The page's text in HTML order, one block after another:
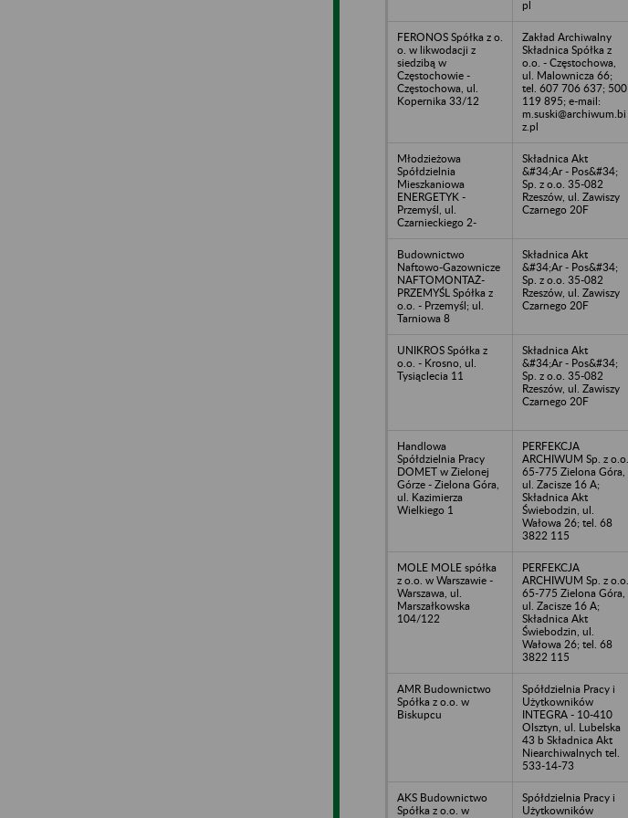
pl
FERONOS Spółka z o.
o. w likwodacji z
siedzibą w
Częstochowie -
Częstochowa, ul.
Kopernika 33/12
Zakład Archiwalny
Składnica Spółka z
o.o. - Częstochowa,
ul. Malownicza 66;
tel. 607 706 637; 500
119 895; e-mail:
m.suski@archiwum.bi
z.pl
Młodzieżowa
Spółdzielnia
Mieszkaniowa
ENERGETYK -
Przemyśl, ul.
Czarnieckiego 2-
Składnica Akt
&#34;Ar - Pos&#34;
Sp. z o.o. 35-082
Rzeszów, ul. Zawiszy
Czarnego 20F
Budownictwo
Naftowo-Gazownicze
NAFTOMONTAŻ-
PRZEMYŚL Spółka z
o.o. - Przemyśl; ul.
Tarniowa 8
Składnica Akt
&#34;Ar - Pos&#34;
Sp. z o.o. 35-082
Rzeszów, ul. Zawiszy
Czarnego 20F
UNIKROS Spółka z
o.o. - Krosno, ul.
Tysiąclecia 11
Składnica Akt
&#34;Ar - Pos&#34;
Sp. z o.o. 35-082
Rzeszów, ul. Zawiszy
Czarnego 20F
Handlowa
Spółdzielnia Pracy
DOMET w Zielonej
Górze - Zielona Góra,
ul. Kazimierza
Wielkiego 1
PERFEKCJA
ARCHIWUM Sp. z o.o.
65-775 Zielona Góra,
ul. Zacisze 16 A;
Składnica Akt
Świebodzin, ul.
Wałowa 26; tel. 68
3822 115
MOLE MOLE spółka
z o.o. w Warszawie -
Warszawa, ul.
Marszałkowska
104/122
PERFEKCJA
ARCHIWUM Sp. z o.o.
65-775 Zielona Góra,
ul. Zacisze 16 A;
Składnica Akt
Świebodzin, ul.
Wałowa 26; tel. 68
3822 115
AMR Budownictwo
Spółka z o.o. w
Biskupcu
Spółdzielnia Pracy i
Użytkowników
INTEGRA - 10-410
Olsztyn, ul. Lubelska
43 b Składnica Akt
Niearchiwalnych tel.
533-14-73
AKS Budownictwo
Spółka z o.o. w
Spółdzielnia Pracy i
Użytkowników